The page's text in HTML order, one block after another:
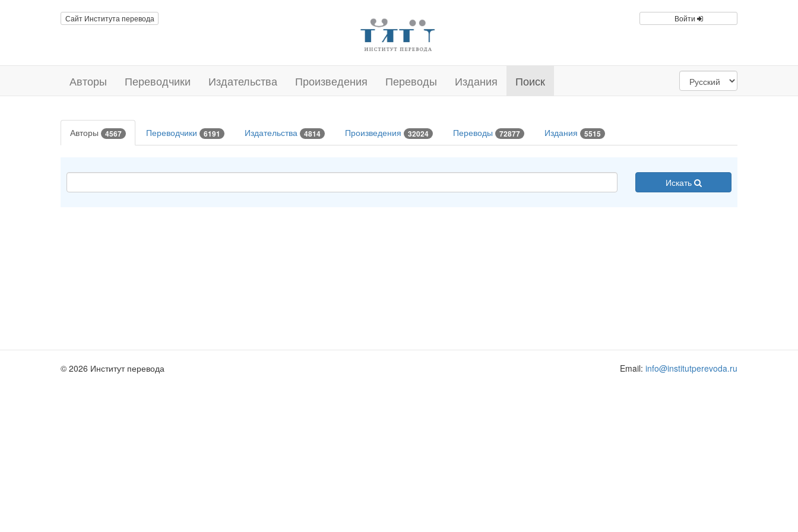
Сайт Института перевода Войти
Авторы Переводчики Издательства Произведения Переводы Издания Поиск
Авторы 4567 Переводчики 6191 Издательства 4814 Произведения 32024 Переводы 72877 Издания 5515
Искать
© 2026 Институт перевода Email: info@institutperevoda.ru